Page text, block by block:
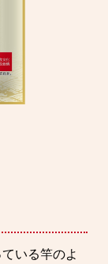
いる竿のよ